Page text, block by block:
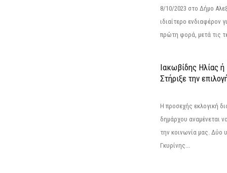
8/10/2023 στο Δήμο
ιδιαίτερο ενδιαφέρον
πρώτη φορά, μετά τις
Ιακωβίδης Ηλίας
Στήριξε την
Η προσεχής εκλογική
δημάρχου αναμένεται
την κοινωνία μας. Δύο
Γκυρίνης...